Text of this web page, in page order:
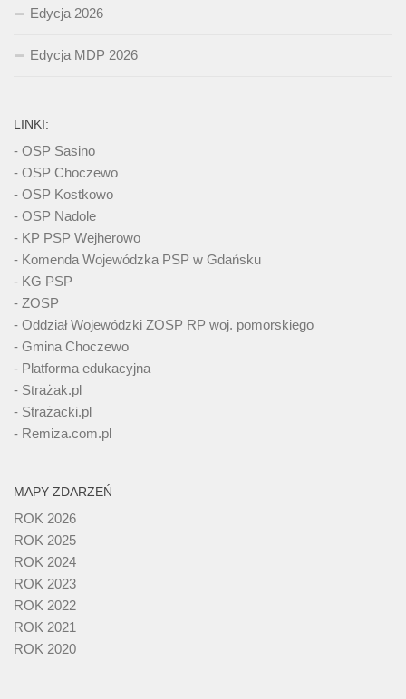
Edycja 2026
Edycja MDP 2026
LINKI:
- OSP Sasino
- OSP Choczewo
- OSP Kostkowo
- OSP Nadole
- KP PSP Wejherowo
- Komenda Wojewódzka PSP w Gdańsku
- KG PSP
- ZOSP
- Oddział Wojewódzki ZOSP RP woj. pomorskiego
- Gmina Choczewo
- Platforma edukacyjna
- Strażak.pl
- Strażacki.pl
- Remiza.com.pl
MAPY ZDARZEŃ
ROK 2026
ROK 2025
ROK 2024
ROK 2023
ROK 2022
ROK 2021
ROK 2020